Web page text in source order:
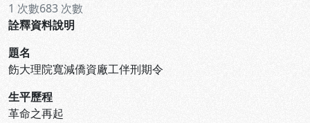
1 次數683 次數
詮釋資料說明
題名
飭大理院寬減僑資廠工伴刑期令
生平歷程
革命之再起